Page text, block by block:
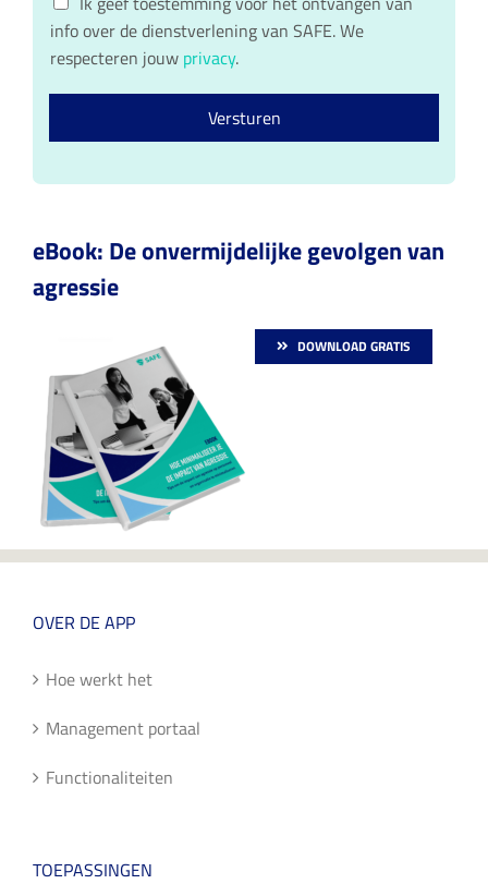
a
m
n
a
l
*
D
P
R
*
info over de dienstverlening van SAFE. We
respecteren jouw privacy.
Versturen
eBook: De onvermijdelijke gevolgen van
agressie
DOWNLOAD GRATIS
OVER DE APP
Hoe werkt het
Management portaal
Functionaliteiten
TOEPASSINGEN